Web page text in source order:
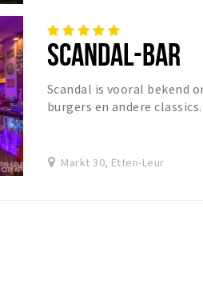
SCANDAL-BAR
Scandal is vooral bekend
burgers en andere
Markt 30, Etten-Leur